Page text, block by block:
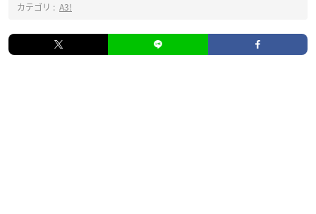
カテゴリ : A3!